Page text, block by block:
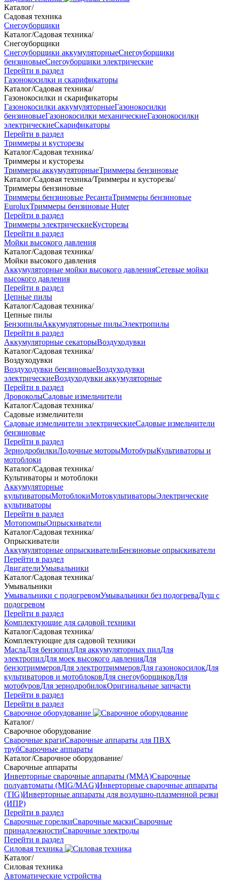
Каталог/
Садовая техника
Снегоуборщики
Каталог/Садовая техника/
Снегоуборщики
Снегоуборщики аккумуляторныеСнегоуборщики
бензиновыеСнегоуборщики электрические
Перейти в раздел
Газонокосилки и скарификаторы
Каталог/Садовая техника/
Газонокосилки и скарификаторы
Газонокосилки аккумуляторныеГазонокосилки
бензиновыеГазонокосилки механическиеГазонокосилки
электрическиеСкарификаторы
Перейти в раздел
Триммеры и кусторезы
Каталог/Садовая техника/
Триммеры и кусторезы
Триммеры аккумуляторныеТриммеры бензиновые
Каталог/Садовая техника/Триммеры и кусторезы/
Триммеры бензиновые
Триммеры бензиновые РесантаТриммеры бензиновые
EuroluxТриммеры бензиновые Huter
Перейти в раздел
Триммеры электрическиеКусторезы
Перейти в раздел
Мойки высокого давления
Каталог/Садовая техника/
Мойки высокого давления
Аккумуляторные мойки высокого давленияСетевые мойки
высокого давления
Перейти в раздел
Цепные пилы
Каталог/Садовая техника/
Цепные пилы
БензопилыАккумуляторные пилыЭлектропилы
Перейти в раздел
Аккумуляторные секаторыВоздуходувки
Каталог/Садовая техника/
Воздуходувки
Воздуходувки бензиновыеВоздуходувки
электрическиеВоздуходувки аккумуляторные
Перейти в раздел
ДровоколыСадовые измельчители
Каталог/Садовая техника/
Садовые измельчители
Садовые измельчители электрическиеСадовые измельчители
бензиновые
Перейти в раздел
ЗернодробилкиЛодочные моторыМотобурыКультиваторы и
мотоблоки
Каталог/Садовая техника/
Культиваторы и мотоблоки
Аккумуляторные
культиваторыМотоблокиМотокультиваторыЭлектрические
культиваторы
Перейти в раздел
МотопомпыОпрыскиватели
Каталог/Садовая техника/
Опрыскиватели
Аккумуляторные опрыскивателиБензиновые опрыскиватели
Перейти в раздел
ДвигателиУмывальники
Каталог/Садовая техника/
Умывальники
Умывальники с подогревомУмывальники без подогреваДуш с
подогревом
Перейти в раздел
Комплектующие для садовой техники
Каталог/Садовая техника/
Комплектующие для садовой техники
МаслаДля бензопилДля аккумуляторных пилДля
электропилДля моек высокого давленияДля
бензотриммеровДля электротриммеровДля газонокосилокДля
культиваторов и мотоблоковДля снегоуборщиковДля
мотобуровДля зернодробилокОригинальные запчасти
Перейти в раздел
Перейти в раздел
Сварочное оборудование
Каталог/
Сварочное оборудование
Сварочные крагиСварочные аппараты для ПВХ
трубСварочные аппараты
Каталог/Сварочное оборудование/
Сварочные аппараты
Инверторные сварочные аппараты (ММА)Сварочные
полуавтоматы (MIG/MAG)Инверторные сварочные аппараты
(TIG)Инверторные аппараты для воздушно-плазменной резки
(ИПР)
Перейти в раздел
Сварочные горелкиСварочные маскиСварочные
принадлежностиСварочные электроды
Перейти в раздел
Силовая техника
Каталог/
Силовая техника
Автоматические устройства